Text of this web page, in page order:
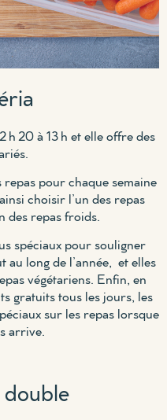
h 20 à 13 h et elle offre des
pour chaque semaine
choisir l’un des repas
des repas froids.
spéciaux pour souligner
long de l’année, et elles
végétariens. Enfin, en
gratuits tous les jours, les
sur les repas lorsque
arrive.
double